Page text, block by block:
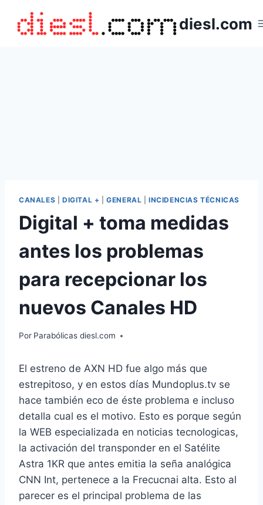
contenido
diesl.com
CANALES DIGITAL + |GENERAL |INCIDENCIAS TÉCNICAS
Digital + toma medidas
antes los problemas
para recepcionar los
nuevos Canales HD
Por Parabólicas diesl.com
El estreno de AXN HD fue algo más que
estrepitoso, y en estos días Mundoplus.tv se
hace también eco de éste problema e incluso
detalla cual es el motivo. Esto es porque según
la WEB especializada en noticias tecnologicas,
la activación del transponder en el Satélite
Astra 1KR que antes emitia la seña analógica
CNN Int, pertenece a la Frecucnai alta. Esto al
parecer es el principal problema de las